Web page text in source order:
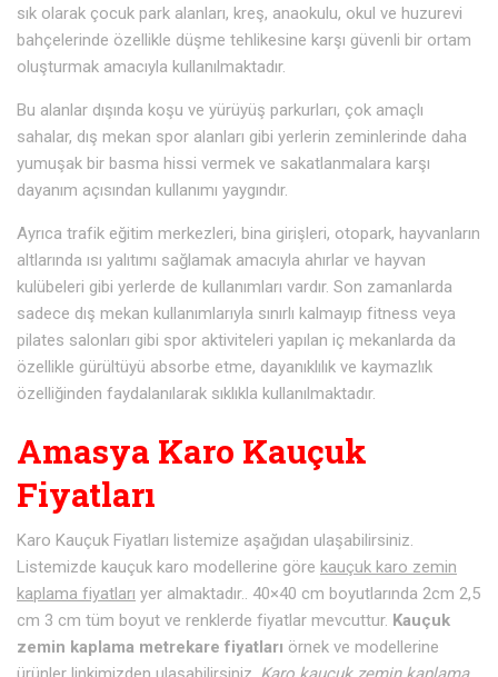
sık olarak çocuk park alanları, kreş, anaokulu, okul ve huzurevi
bahçelerinde özellikle düşme tehlikesine karşı güvenli bir ortam
oluşturmak amacıyla kullanılmaktadır.
Bu alanlar dışında koşu ve yürüyüş parkurları, çok amaçlı
sahalar, dış mekan spor alanları gibi yerlerin zeminlerinde daha
yumuşak bir basma hissi vermek ve sakatlanmalara karşı
dayanım açısından kullanımı yaygındır.
Ayrıca trafik eğitim merkezleri, bina girişleri, otopark, hayvanların
altlarında ısı yalıtımı sağlamak amacıyla ahırlar ve hayvan
kulübeleri gibi yerlerde de kullanımları vardır. Son zamanlarda
sadece dış mekan kullanımlarıyla sınırlı kalmayıp fitness veya
pilates salonları gibi spor aktiviteleri yapılan iç mekanlarda da
özellikle gürültüyü absorbe etme, dayanıklılık ve kaymazlık
özelliğinden faydalanılarak sıklıkla kullanılmaktadır.
Amasya Karo Kauçuk
Fiyatları
Karo Kauçuk Fiyatları listemize aşağıdan ulaşabilirsiniz.
Listemizde kauçuk karo modellerine göre kauçuk karo zemin
kaplama fiyatları yer almaktadır.. 40×40 cm boyutlarında 2cm 2,5
cm 3 cm tüm boyut ve renklerde fiyatlar mevcuttur. Kauçuk
zemin kaplama metrekare fiyatları örnek ve modellerine